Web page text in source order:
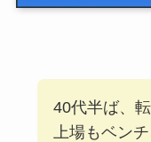
40代半ば、
上場もベン